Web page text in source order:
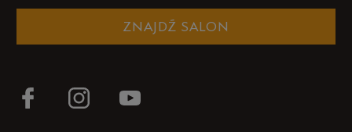
ZNAJDŹ SALON